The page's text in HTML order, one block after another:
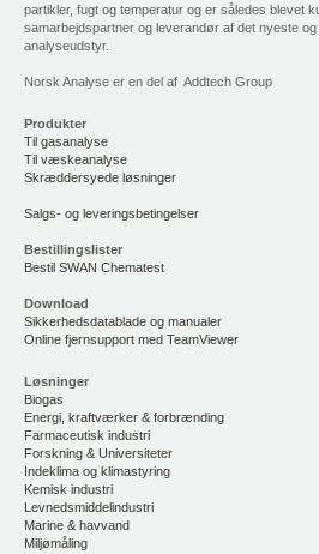
partikler, fugt og temperatur og er således blevet
samarbejdspartner og leverandør af det nyeste
analyseudstyr.
Norsk Analyse er en del af Addtech Group
Produkter
Til gasanalyse
Til væskeanalyse
Skræddersyede løsninger
Salgs- og leveringsbetingelser
Bestillingslister
Bestil SWAN Chematest
Download
Sikkerhedsdatablade og manualer
Online fjernsupport med TeamViewer
Løsninger
Biogas
Energi, kraftværker & forbrænding
Farmaceutisk industri
Forskning & Universiteter
Indeklima og klimastyring
Kemisk industri
Levnedsmiddelindustri
Marine & havvand
Miljømåling